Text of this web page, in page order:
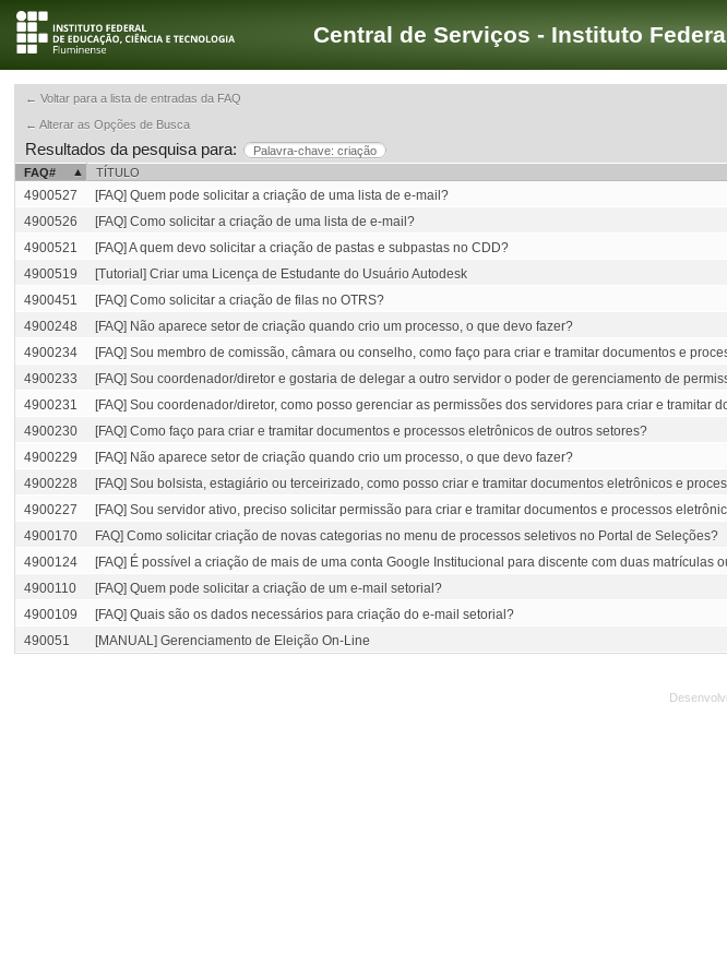
Central de Serviços - Instituto
← Voltar para a lista de entradas da FAQ
← Alterar as Opções de Busca
Resultados da pesquisa para:
Palavra-chave: criação
FAQ#
TÍTULO
4900527 [FAQ] Quem pode solicitar a criação de uma lista de e-mail?
4900526
[FAQ] Como solicitar a criação de uma lista de e-mail?
4900521
[FAQ] A quem devo solicitar a criação de pastas e subpastas no CDD?
4900519
[Tutorial] Criar uma Licença de Estudante do Usuário Autodesk
4900451
[FAQ] Como solicitar a criação de filas no OTRS?
4900248
[FAQ] Não aparece setor de criação quando crio um processo, o que devo fazer?
4900234
[FAQ] Sou membro de comissão, câmara ou conselho, como faço para criar e tramitar documentos e
4900233
[FAQ] Sou coordenador/diretor e gostaria de delegar a outro servidor o poder de gerenciamento de
4900231
[FAQ] Sou coordenador/diretor, como posso gerenciar as permissões dos servidores para criar e tramitar
4900230
[FAQ] Como faço para criar e tramitar documentos e processos eletrônicos de outros setores?
4900229
[FAQ] Não aparece setor de criação quando crio um processo, o que devo fazer?
4900228
[FAQ] Sou bolsista, estagiário ou terceirizado, como posso criar e tramitar documentos eletrônicos e
4900227
[FAQ] Sou servidor ativo, preciso solicitar permissão para criar e tramitar documentos e processos
4900170
FAQ] Como solicitar criação de novas categorias no menu de processos seletivos no Portal de Seleções?
4900124
[FAQ] É possível a criação de mais de uma conta Google Institucional para discente com duas matrículas
4900110
[FAQ] Quem pode solicitar a criação de um e-mail setorial?
4900109
[FAQ] Quais são os dados necessários para criação do e-mail setorial?
490051
[MANUAL] Gerenciamento de Eleição On-Line